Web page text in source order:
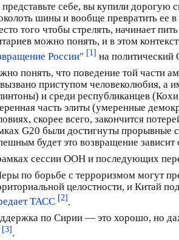
себе, вы купили дорогую
шины и вообще превратить ее
того чтобы стрелять, начинает
можно понять, и в этом
России" [1] на
понять, что поведение той части
приступом человеколюбия, а
и среди республиканцев
часть элиты (умеренные
скорее всего, закончится
G20 были достигнуты прорывные
будет это возвращение
сессии ООН и последующих
по борьбе с терроризмом могут
целостности, и Китай
ТАСС [2].
по Сирии — это хорошо, но
[3].